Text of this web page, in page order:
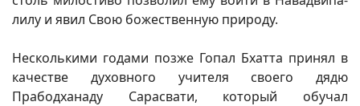
лилу и явил Свою божественную природу.
Несколькими годами позже Гопал Бхатта принял в
качестве духовного учителя своего дядю
Прабодханаду Сарасвати, который обучал